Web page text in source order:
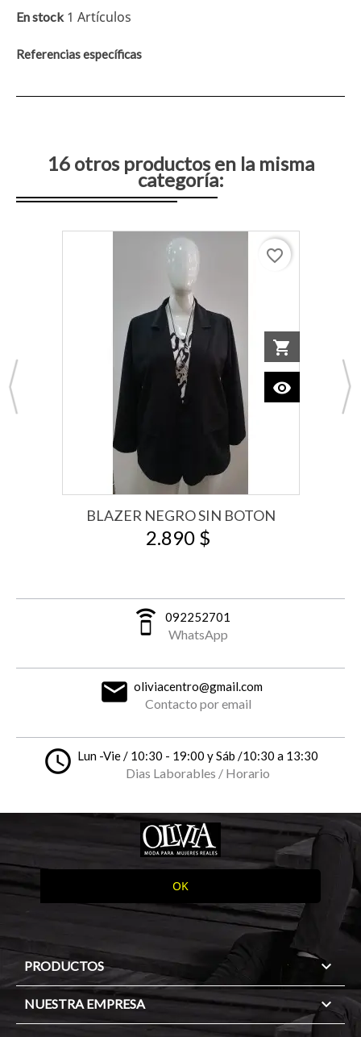
En stock 1 Artículos
Referencias específicas
16 otros productos en la misma
categoría:
BLAZER NEGRO SIN BOTON
2.890 $
shopping_cart
visibility
favorite_border
speaker_phone 092252701
WhatsApp
email oliviacentro@gmail.com
Contacto por email
access_time Lun -Vie / 10:30 - 19:00 y Sáb /10:30 a 13:30
Dias Laborables / Horario
PRODUCTOS 
NUESTRA EMPRESA 